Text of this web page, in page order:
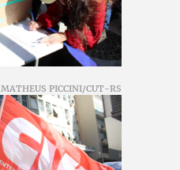
MATHEUS PICCINI/CUT-RS